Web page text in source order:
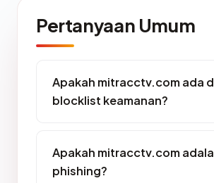
Pertanyaan Umum
Apakah mitracctv.com ada
blocklist keamanan?
Apakah mitracctv.com
phishing?